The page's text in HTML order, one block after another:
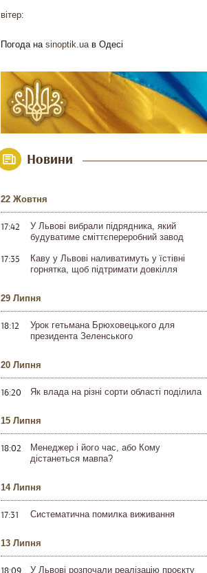
вітер:
Погода на sinoptik.uaв Одесі
Новини
22 Жовтня
17:42
У Львові вибрали підрядника, який
будуватиме сміттєпереробний завод
17:35
Каву у Львові наливатимуть у їстівні
горнятка, щоб підтримати довкілля
29 Липня
18:12
Урок гетьмана Брюховецького для
президента Зеленського
20 Липня
16:20 Як влада на різні сорти області поділила
15 Липня
18:02
Менеджер і його час, або Кому
дістанеться мавпа?
14 Липня
17:31 Систематична помилка виживання
13 Липня
18:09 У Львові розпочали реалізацію проєкту